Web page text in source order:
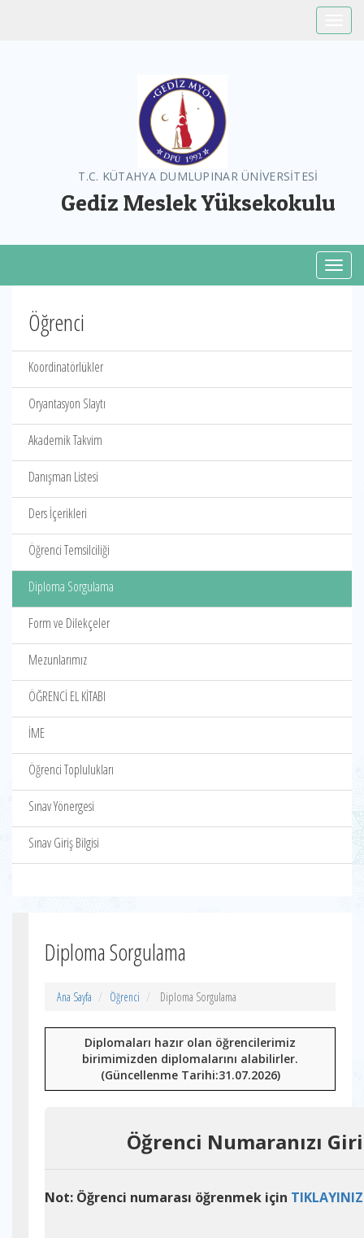
T.C. KÜTAHYA DUMLUPINAR ÜNİVERSİTESİ
Gediz Meslek Yüksekokulu
Öğrenci
Koordinatörlükler
Oryantasyon Slaytı
Akademik Takvim
Danışman Listesi
Ders İçerikleri
Öğrenci Temsilciliği
Diploma Sorgulama
Form ve Dilekçeler
Mezunlarımız
ÖĞRENCİ EL KİTABI
İME
Öğrenci Toplulukları
Sınav Yönergesi
Sınav Giriş Bilgisi
Diploma Sorgulama
Ana Sayfa Öğrenci Diploma Sorgulama
Diplomaları hazır olan öğrencilerimiz
birimimizden diplomalarını alabilirler.
(Güncellenme Tarihi:31.07.2026)